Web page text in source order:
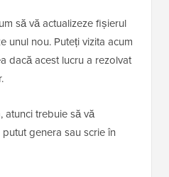
să vă actualizeze fișierul
unul nou. Puteți vizita acum
dacă acest lucru a rezolvat
atunci trebuie să vă
genera sau scrie în